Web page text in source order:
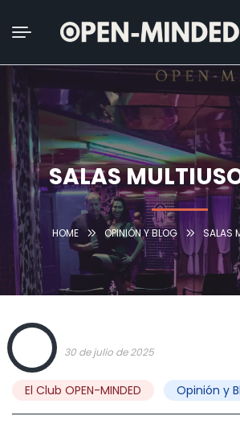
Buscar:
SALAS
HOME OPINIÓN Y BLOG SALAS
30 de julio de 2025
El Club OPEN-MINDED Opinión y